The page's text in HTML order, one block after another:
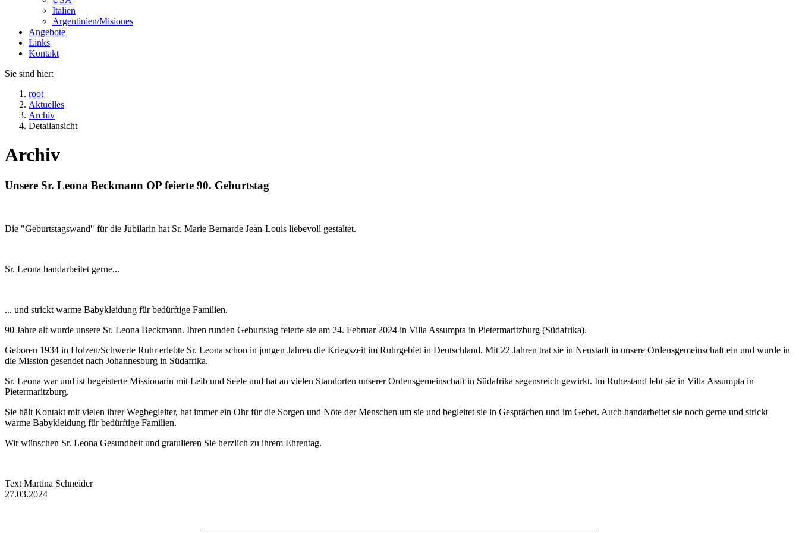
Italien
Argentinien/Misiones
Angebote
Links
Kontakt
Sie sind hier:
root
Aktuelles
Archiv
Detailansicht
Archiv
Unsere Sr. Leona Beckmann OP feierte 90. Geburtstag
Die "Geburtstagswand" für die Jubilarin hat Sr. Marie Bernarde Jean-Louis liebevoll gestaltet.
Sr. Leona handarbeitet gerne...
... und strickt warme Babykleidung für bedürftige Familien.
90 Jahre alt wurde unsere Sr. Leona Beckmann. Ihren runden Geburtstag feierte sie am 24. Februar 2024 in Villa Assumpta in Pietermaritzburg (Südafrika).
Geboren 1934 in Holzen/Schwerte Ruhr erlebte Sr. Leona schon in jungen Jahren die Kriegszeit im Ruhrgebiet in Deutschland. Mit 22 Jahren trat sie in Neustadt in unsere Ordensgemeinschaft ein und wurde in
die Mission gesendet nach Johannesburg in Südafrika.
Sr. Leona war und ist begeisterte Missionarin mit Leib und Seele und hat an vielen Standorten unserer Ordensgemeinschaft in Südafrika segensreich gewirkt. Im Ruhestand lebt sie in Villa Assumpta in
Pietermaritzburg.
Sie hält Kontakt mit vielen ihrer Wegbegleiter, hat immer ein Ohr für die Sorgen und Nöte der Menschen um sie und begleitet sie in Gesprächen und im Gebet. Auch handarbeitet sie noch gerne und strickt
warme Babykleidung für bedürftige Familien.
Wir wünschen Sr. Leona Gesundheit und gratulieren Sie herzlich zu ihrem Ehrentag.
Text Martina Schneider
27.03.2024